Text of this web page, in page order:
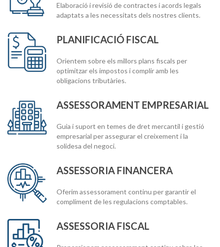
Elaboració i revisió de contractes i acords legals
adaptats a les necessitats dels nostres clients.
PLANIFICACIÓ FISCAL
Orientem sobre els millors plans fiscals per
optimitzar els impostos i complir amb les
obligacions tributàries.
ASSESSORAMENT EMPRESARIAL
Guia i suport en temes de dret mercantil i gestió
empresarial per assegurar el creixement i la
solidesa del negoci.
ASSESSORIA FINANCERA
Oferim assessorament continu per garantir el
compliment de les regulacions comptables.
ASSESSORIA FISCAL